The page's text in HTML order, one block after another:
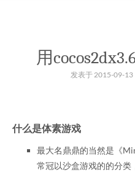
用
发表于 2015-09-13
什么是体素游戏
最大名鼎鼎的当然是《
常冠以沙盒游戏的的分类